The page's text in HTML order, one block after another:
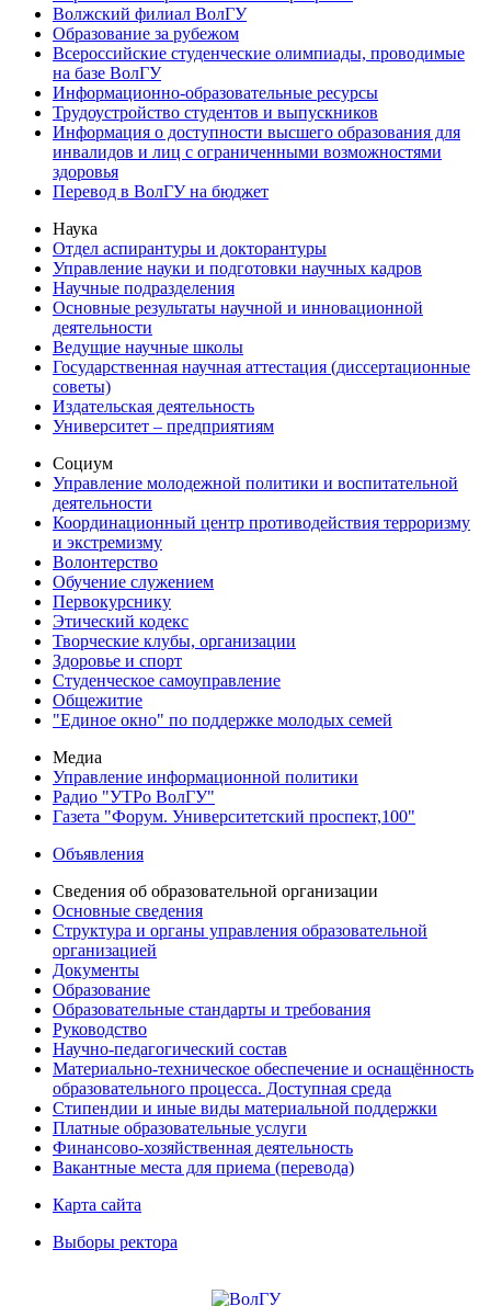
Волжский филиал ВолГУ
Образование за рубежом
Всероссийские студенческие олимпиады, проводимые
на базе ВолГУ
Информационно-образовательные ресурсы
Трудоустройство студентов и выпускников
Информация о доступности высшего образования для
инвалидов и лиц с ограниченными возможностями
здоровья
Перевод в ВолГУ на бюджет
Наука
Отдел аспирантуры и докторантуры
Управление науки и подготовки научных кадров
Научные подразделения
Основные результаты научной и инновационной
деятельности
Ведущие научные школы
Государственная научная аттестация (диссертационные
советы)
Издательская деятельность
Университет – предприятиям
Социум
Управление молодежной политики и воспитательной
деятельности
Координационный центр противодействия терроризму
и экстремизму
Волонтерство
Обучение служением
Первокурснику
Этический кодекс
Творческие клубы, организации
Здоровье и спорт
Студенческое самоуправление
Общежитие
"Единое окно" по поддержке молодых семей
Медиа
Управление информационной политики
Радио "УТРо ВолГУ"
Газета "Форум. Университетский проспект,100"
Объявления
Сведения об образовательной организации
Основные сведения
Структура и органы управления образовательной
организацией
Документы
Образование
Образовательные стандарты и требования
Руководство
Научно-педагогический состав
Материально-техническое обеспечение и оснащённость
образовательного процесса. Доступная среда
Стипендии и иные виды материальной поддержки
Платные образовательные услуги
Финансово-хозяйственная деятельность
Вакантные места для приема (перевода)
Карта сайта
Выборы ректора